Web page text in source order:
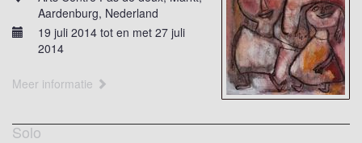
Aardenburg, Nederland
19 juli 2014 tot en met 27 juli
2014
Meer informatie
Solo